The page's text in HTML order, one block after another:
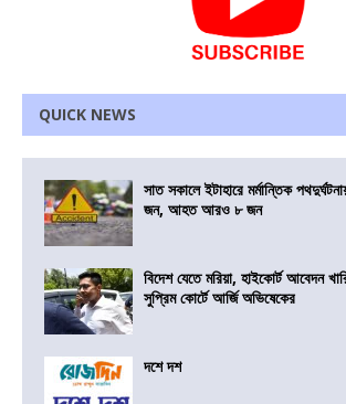
QUICK NEWS
সাত সকালে ইটাহারে মর্মান্তিক
জন, আহত আরও ৮ জন
বিদেশ যেতে মরিয়া, হাইকোর্ট আবেদন
সুপ্রিম কোর্টে আর্জি অভিষেকের
দশে দশ